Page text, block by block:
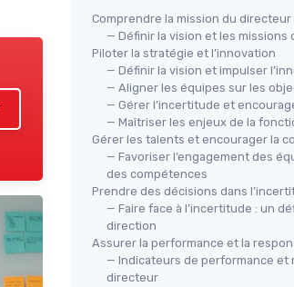
Comprendre la mission du directeur
— Définir la vision et les missions
Piloter la stratégie et l’innovation
— Définir la vision et impulser
— Aligner les équipes sur les
— Gérer l’incertitude et
— Maîtriser les enjeux de la
Gérer les talents et encourager la
— Favoriser l’engagement des
des compétences
Prendre des décisions dans
— Faire face à l’incertitude : un
direction
Assurer la performance et la
— Indicateurs de performance et
directeur